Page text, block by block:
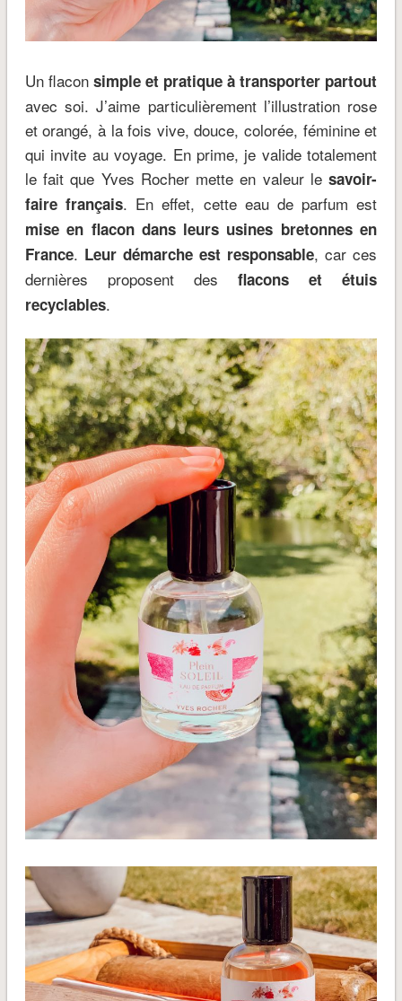
Un flaconsimple et pratique à transporter partout
avec soi. J’aime particulièrement l’illustration rose
et orangé, à la fois vive, douce, colorée, féminine et
qui invite au voyage. En prime, je valide totalement
le fait que Yves Rocher mette en valeur lesavoir-
faire français. En effet, cette eau de parfum est
mise en flacon dans leurs usines bretonnes en
France. Leur démarche est responsable, car ces
dernières proposent des flacons et étuis
recyclables.